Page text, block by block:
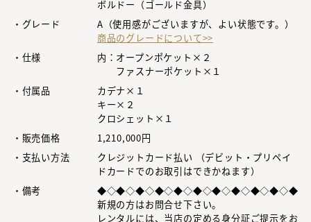
ボルドー（ゴールド金具）
・グレード
A（使用感がございますが、よい状態です。）
商品のグレードについて>>
・仕様
内：オープンポケット×２
ファスナーポケット×１
・付属品
カデナ×１
キー×２
クロシェット×１
・販売価格
1,210,000円
・支払い方法
クレジットカード払い （デビット・プリペイ
ドカードでのお取引はできかねます）
・備考
◆◇◆◇◆◇◆◇◆◇◆◇◆◇◆◇◆◇◆◇◆
新規の方はお問合せ下さい。
レンタルには、当店の定める身分証ご提示をお